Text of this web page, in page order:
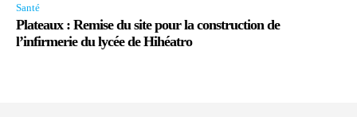
Santé
Plateaux : Remise du site pour la construction de
l’infirmerie du lycée de Hihéatro